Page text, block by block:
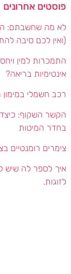
פוסטים אחרונים
לא מה שחשבתם:
(ואין לכם סיבה
התמכרות למין
אינטימיות בריאה?
רכב חשמלי במימון
הקשר השקוף:
בחדר המיטות
צימרים רומנטיים
איך לספר לה שיש
לזוגות.